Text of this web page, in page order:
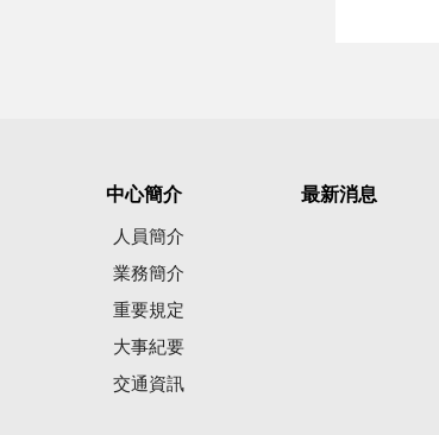
中心簡介
人員簡介
業務簡介
重要規定
大事紀要
交通資訊
最新消息